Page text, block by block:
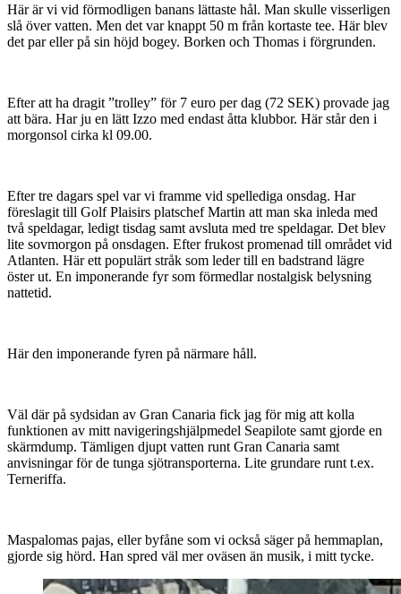
Här är vi vid förmodligen banans lättaste hål. Man skulle visserligen
slå över vatten. Men det var knappt 50 m från kortaste tee. Här blev
det par eller på sin höjd bogey. Borken och Thomas i förgrunden.
Efter att ha dragit ”trolley” för 7 euro per dag (72 SEK) provade jag
att bära. Har ju en lätt Izzo med endast åtta klubbor. Här står den i
morgonsol cirka kl 09.00.
Efter tre dagars spel var vi framme vid spellediga onsdag. Har
föreslagit till Golf Plaisirs platschef Martin att man ska inleda med
två speldagar, ledigt tisdag samt avsluta med tre speldagar. Det blev
lite sovmorgon på onsdagen. Efter frukost promenad till området vid
Atlanten. Här ett populärt stråk som leder till en badstrand lägre
öster ut. En imponerande fyr som förmedlar nostalgisk belysning
nattetid.
Här den imponerande fyren på närmare håll.
Väl där på sydsidan av Gran Canaria fick jag för mig att kolla
funktionen av mitt navigeringshjälpmedel Seapilote samt gjorde en
skärmdump. Tämligen djupt vatten runt Gran Canaria samt
anvisningar för de tunga sjötransporterna. Lite grundare runt t.ex.
Terneriffa.
Maspalomas pajas, eller byfåne som vi också säger på hemmaplan,
gjorde sig hörd. Han spred väl mer oväsen än musik, i mitt tycke.